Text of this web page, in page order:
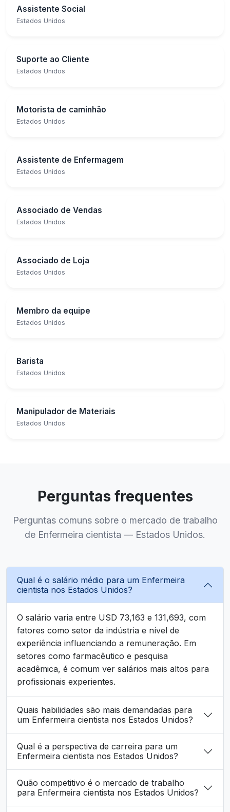
Assistente Social
Estados Unidos
Suporte ao Cliente
Estados Unidos
Motorista de caminhão
Estados Unidos
Assistente de Enfermagem
Estados Unidos
Associado de Vendas
Estados Unidos
Associado de Loja
Estados Unidos
Membro da equipe
Estados Unidos
Barista
Estados Unidos
Manipulador de Materiais
Estados Unidos
Perguntas frequentes
Perguntas comuns sobre o mercado de trabalho
de Enfermeira cientista — Estados Unidos.
Qual é o salário médio para um Enfermeira
cientista nos Estados Unidos?
O salário varia entre USD 73,163 e 131,693, com
fatores como setor da indústria e nível de
experiência influenciando a remuneração. Em
setores como farmacêutico e pesquisa
acadêmica, é comum ver salários mais altos para
profissionais experientes.
Quais habilidades são mais demandadas para
um Enfermeira cientista nos Estados Unidos?
Qual é a perspectiva de carreira para um
Enfermeira cientista nos Estados Unidos?
Quão competitivo é o mercado de trabalho
para Enfermeira cientista nos Estados Unidos?